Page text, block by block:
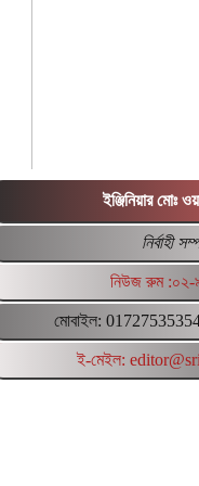
ইঞ্জিনিয়ার মোঃ
নির্বাহী
নিউজ রুম
মোবাইল:
ই-মেইল: